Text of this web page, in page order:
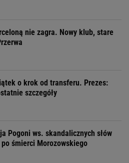
nie zagra. Nowy klub, stare
o krok od transferu. Prezes:
szczegóły
Pogoni ws. skandalicznych słów
śmierci Morozowskiego